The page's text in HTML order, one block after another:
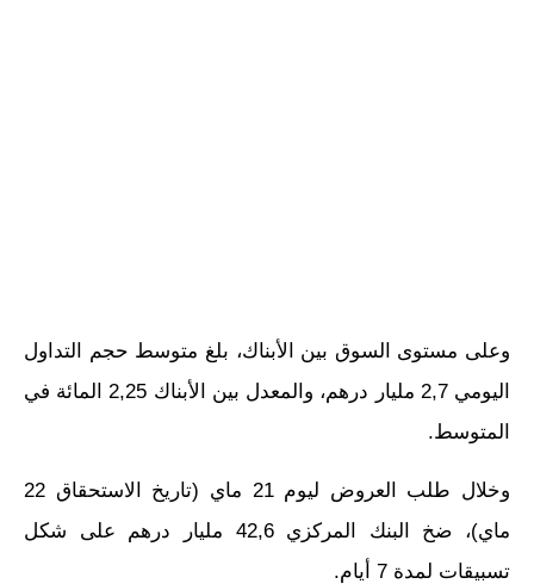
وعلى مستوى السوق بين الأبناك، بلغ متوسط حجم التداول
اليومي 2,7 مليار درهم، والمعدل بين الأبناك 2,25 المائة في
المتوسط.
وخلال طلب العروض ليوم 21 ماي (تاريخ الاستحقاق 22
ماي)، ضخ البنك المركزي 42,6 مليار درهم على شكل
تسبيقات لمدة 7 أيام.